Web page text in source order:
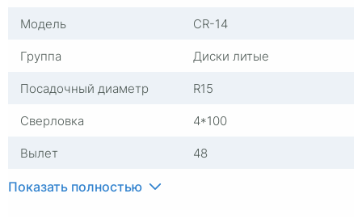
Модель
CR-14
Группа
Диски литые
Посадочный диаметр
R15
Сверловка
4*100
Вылет
48
ЦО
Показать полностью